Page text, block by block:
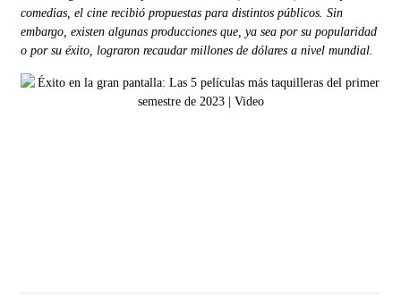
comedias, el cine recibió propuestas para distintos públicos. Sin
embargo, existen algunas producciones que, ya sea por su popularidad
o por su éxito, lograron recaudar millones de dólares a nivel mundial.